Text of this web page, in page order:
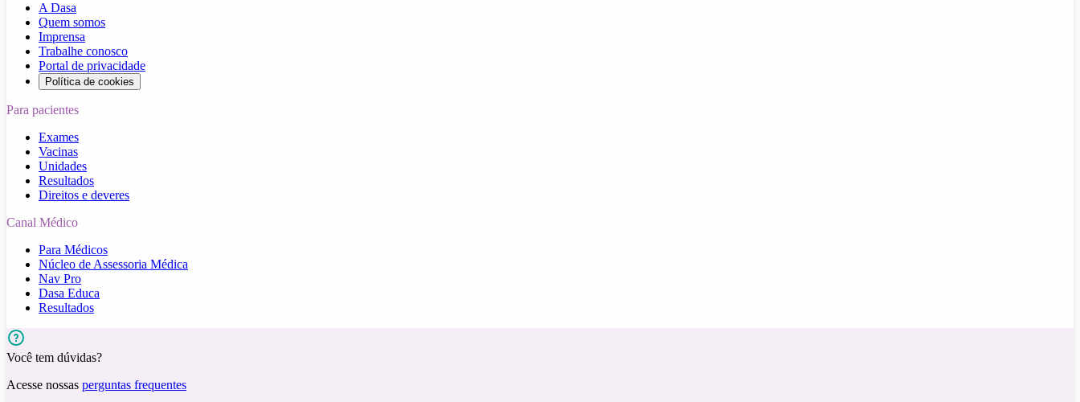
A Dasa
Quem somos
Imprensa
Trabalhe conosco
Portal de privacidade
Política de cookies
Para pacientes
Exames
Vacinas
Unidades
Resultados
Direitos e deveres
Canal Médico
Para Médicos
Núcleo de Assessoria Médica
Nav Pro
Dasa Educa
Resultados
Você tem dúvidas?
Acesse nossas perguntas frequentes